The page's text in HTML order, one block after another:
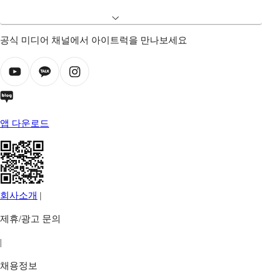
공식 미디어 채널에서 아이트럭을 만나보세요
앱 다운로드
회사소개 |
제휴/광고 문의
|
채용정보